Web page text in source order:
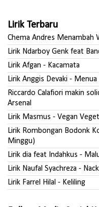
Lirik Terbaru
Chema Andres Menambah
Lirik Ndarboy Genk feat
Lirik Afgan - Kacamata
Lirik Anggis Devaki - Menua
Riccardo Calafiori makin
Arsenal
Lirik Masmus - Vegan
Lirik Rombongan Bodonk
Minggu)
Lirik dia feat Indahkus -
Lirik Naufal Syachreza -
Lirik Farrel Hilal - Keliling